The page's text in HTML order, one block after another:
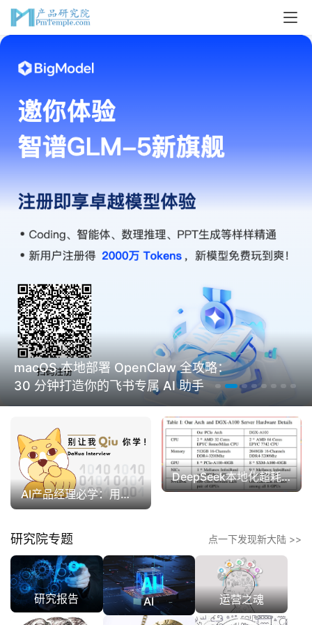
macOS 本地部署 OpenClaw 全攻略：
30 分钟打造你的飞书专属 AI 助手
AI产品经理必学：用结构化思维写出高价值AI提示词
DeepSeek本地化超耗电
研究院专题 点一下发现新大陆 >>
研究报告 AI 运营之魂